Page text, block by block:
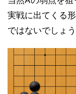
実戦に出てくる
ではないでしょう